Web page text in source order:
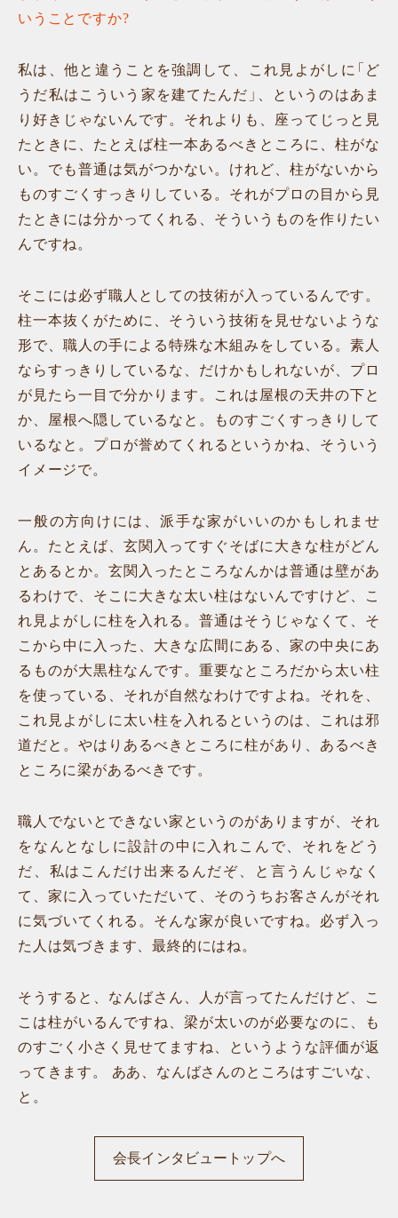
いうことですか?
私は、他と違うことを強調して、これ見よがしに「ど
うだ私はこういう家を建てたんだ」、というのはあま
り好きじゃないんです。それよりも、座ってじっと見
たときに、たとえば柱一本あるべきところに、柱がな
い。でも普通は気がつかない。けれど、柱がないから
ものすごくすっきりしている。それがプロの目から見
たときには分かってくれる、そういうものを作りたい
んですね。
そこには必ず職人としての技術が入っているんです。
柱一本抜くがために、そういう技術を見せないような
形で、職人の手による特殊な木組みをしている。素人
ならすっきりしているな、だけかもしれないが、プロ
が見たら一目で分かります。これは屋根の天井の下と
か、屋根へ隠しているなと。ものすごくすっきりして
いるなと。プロが誉めてくれるというかね、そういう
イメージで。
一般の方向けには、派手な家がいいのかもしれませ
ん。たとえば、玄関入ってすぐそばに大きな柱がどん
とあるとか。玄関入ったところなんかは普通は壁があ
るわけで、そこに大きな太い柱はないんですけど、こ
れ見よがしに柱を入れる。普通はそうじゃなくて、そ
こから中に入った、大きな広間にある、家の中央にあ
るものが大黒柱なんです。重要なところだから太い柱
を使っている、それが自然なわけですよね。それを、
これ見よがしに太い柱を入れるというのは、これは邪
道だと。やはりあるべきところに柱があり、あるべき
ところに梁があるべきです。
職人でないとできない家というのがありますが、それ
をなんとなしに設計の中に入れこんで、それをどう
だ、私はこんだけ出来るんだぞ、と言うんじゃなく
て、家に入っていただいて、そのうちお客さんがそれ
に気づいてくれる。そんな家が良いですね。必ず入っ
た人は気づきます、最終的にはね。
そうすると、なんばさん、人が言ってたんだけど、こ
こは柱がいるんですね、梁が太いのが必要なのに、も
のすごく小さく見せてますね、というような評価が返
ってきます。 ああ、なんばさんのところはすごいな、
と。
会長インタビュートップへ